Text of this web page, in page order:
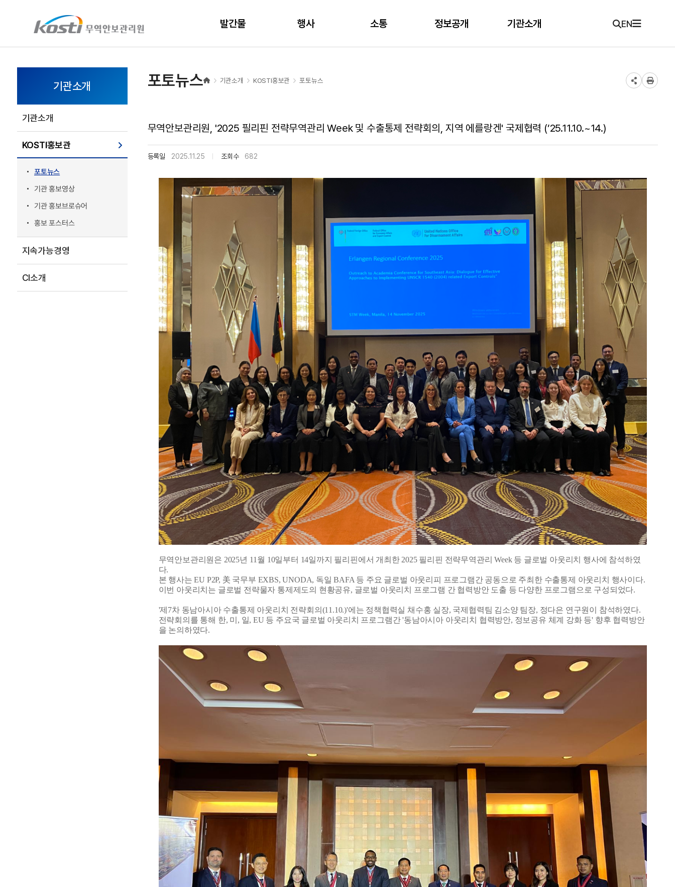
KOSTI 메인 페이지로 이동 발간물 행사 소통 정보공개 기관소개 EN
포토뉴스 기관소개 KOSTI홍보관 포토뉴스
무역안보관리원, '2025 필리핀 전략무역관리 Week 및 수출통제 전략회의, 지역 에를랑겐' 국제협력 (’25.11.10.~14.)
등록일 2025.11.25 조회수 682
무역안보관리원은 2025년 11월 10일부터 14일까지 필리핀에서 개최한 2025 필리핀 전략무역관리 Week 등 글로벌 아웃리치 행사에 참석하였
다.
본 행사는 EU P2P, 美 국무부 EXBS, UNODA, 독일 BAFA 등 주요 글로벌 아웃리피 프로그램간 공동으로 주최한 수출통제 아웃리치 행사이다.
이번 아웃리치는 글로벌 전략물자 통제제도의 현황공유, 글로벌 아웃리치 프로그램 간 협력방안 도출 등 다양한 프로그램으로 구성되었다.
'제7차 동남아시아 수출통제 아웃리치 전략회의(11.10.)'에는 정책협력실 채수홍 실장, 국제협력팀 김소양 팀장, 정다은 연구원이 참석하였다.
전략회의를 통해 한, 미, 일, EU 등 주요국 글로벌 아웃리치 프로그램간 '동남아시아 아웃리치 협력방안, 정보공유 체계 강화 등' 향후 협력방안
을 논의하였다.
기관소개
기관소개
KOSTI홍보관
포토뉴스
기관 홍보영상
기관 홍보브로슈어
홍보 포스터스
지속가능경영
CI소개